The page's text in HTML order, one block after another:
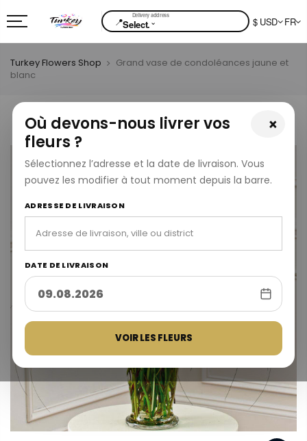
📍Select.⌄ $ USD FR
×
Où devons-nous livrer vos
fleurs ?
Sélectionnez l’adresse et la date de livraison. Vous
pouvez les modifier à tout moment depuis la barre.
ADRESSE DE LIVRAISON
DATE DE LIVRAISON
VOIR LES FLEURS
Turkey Flowers Shop
Grand vase de condoléances jaune et
blanc